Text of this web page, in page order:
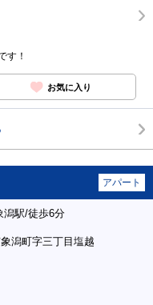
す！
お気に入り
アパート
潟駅/徒歩6分
潟町字三丁目塩越